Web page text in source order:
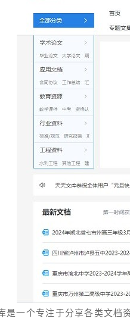
是一个专注于分享各类文档